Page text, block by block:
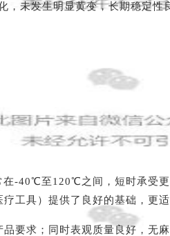
，未发生明显黄变，长期稳定性
-40℃至120℃之间，短时承受
工具）提供了良好的基础，更适
要求；同时表观质量良好，无